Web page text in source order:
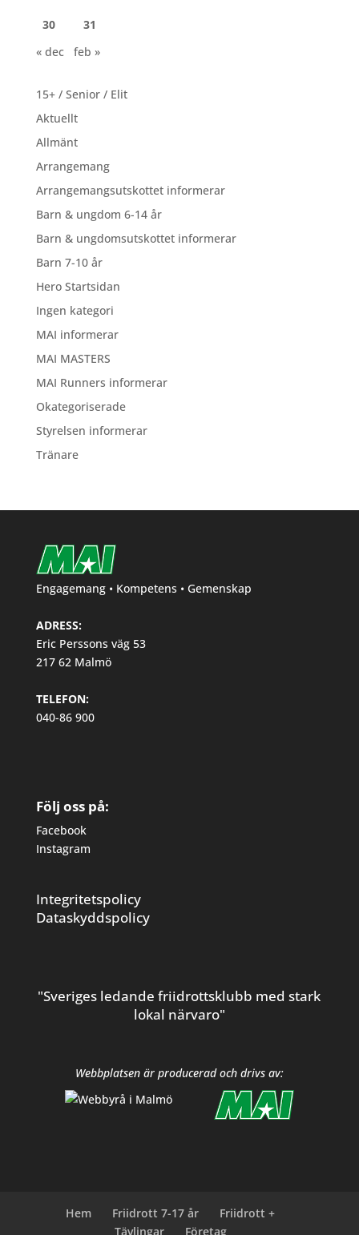
30
31
« dec
feb »
15+ / Senior / Elit
Aktuellt
Allmänt
Arrangemang
Arrangemangsutskottet informerar
Barn & ungdom 6-14 år
Barn & ungdomsutskottet informerar
Barn 7-10 år
Hero Startsidan
Ingen kategori
MAI informerar
MAI MASTERS
MAI Runners informerar
Okategoriserade
Styrelsen informerar
Tränare
Engagemang • Kompetens • Gemenskap
ADRESS:
Eric Perssons väg 53
217 62 Malmö
TELEFON:
040-86 900
Följ oss på:
Facebook
Instagram
Integritetspolicy
Dataskyddspolicy
"Sveriges ledande friidrottsklubb med stark
lokal närvaro"
Webbplatsen är producerad och drivs av:
Hem Friidrott 7-17 år
Friidrott +
Tävlingar
Företag